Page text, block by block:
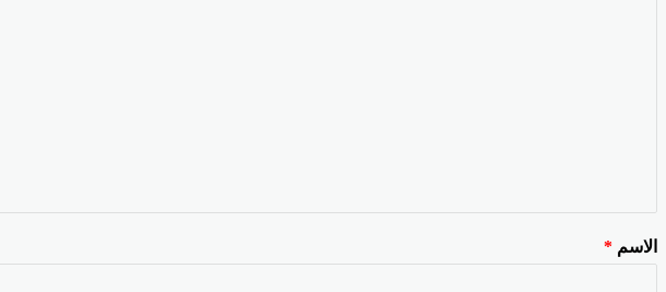
الاسم *